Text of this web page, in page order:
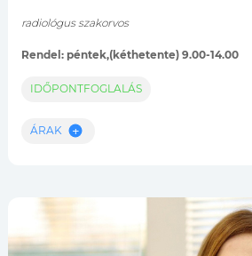
radiológus szakorvos
Rendel: péntek,(kéthetente) 9.00-14.00
IDŐPONTFOGLALÁS
ÁRAK